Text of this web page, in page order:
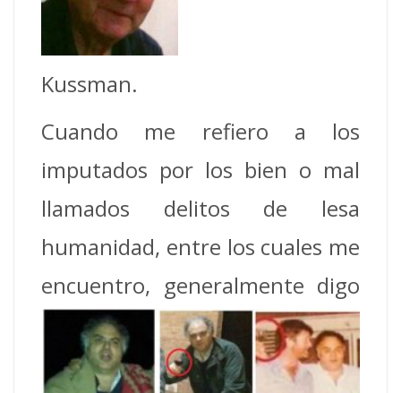
Kussman.
Cuando me refiero a los
imputados por los bien o mal
llamados delitos de lesa
humanidad, entre los cuales me
encuentro, generalmente digo